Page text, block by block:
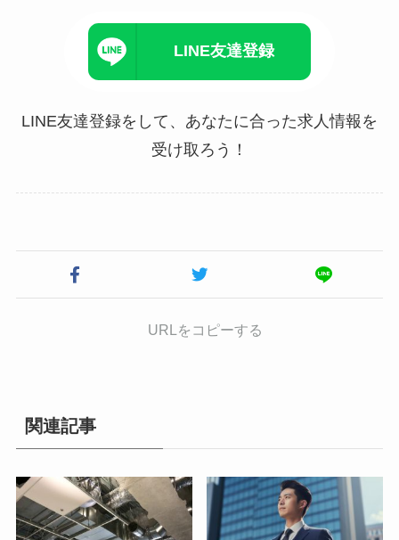
LINE友達登録
LINE友達登録をして、あなたに合った求人情報を
受け取ろう！
URLをコピーする
関連記事